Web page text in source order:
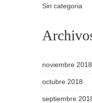
Sin categoria
noviembre 2018
octubre 2018
septiembre